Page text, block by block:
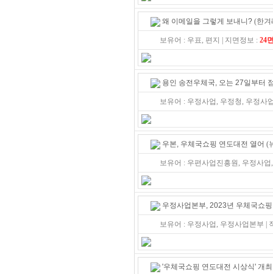
왜 이메일을 그렇게 보내니? (한겨
보유어 : 우표, 편지 | 지면정보 : 24
용인 송전우체국, 오는 27일부터
보유어 : 우정사업, 우정청, 우정
우본, 우체국쇼핑 연도대전 열어 (
보유어 : 우편사업진흥원, 우정사
우정사업본부, 2023년 우체국쇼
보유어 : 우정사업, 우정사업본부
'우체국쇼핑 연도대전 시상식' 개